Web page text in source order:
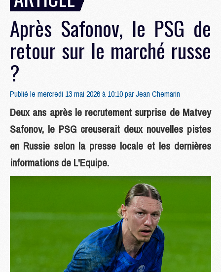
Après Safonov, le PSG de
retour sur le marché russe
?
Publié le mercredi 13 mai 2026 à 10:10 parJean Chemarin
Deux ans après le recrutement surprise de Matvey
Safonov, le PSG creuserait deux nouvelles pistes
en Russie selon la presse locale et les dernières
informations de L'Equipe.